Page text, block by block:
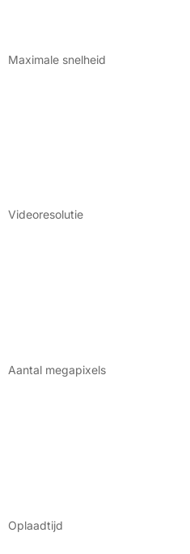
Maximale snelheid
Videoresolutie
Aantal megapixels
Oplaadtijd